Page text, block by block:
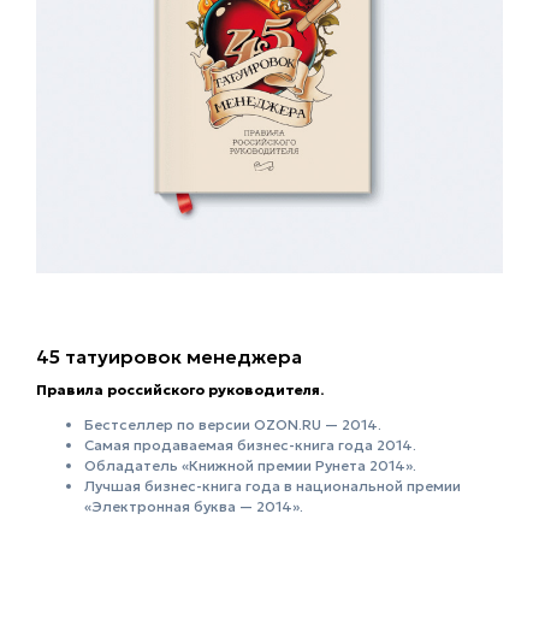
45 татуировок менеджера
Правила российского руководителя.
Бестселлер по версии OZON.RU — 2014.
Самая продаваемая бизнес-книга года 2014.
Обладатель «Книжной премии Рунета 2014».
Лучшая бизнес-книга года в национальной премии
«Электронная буква — 2014».